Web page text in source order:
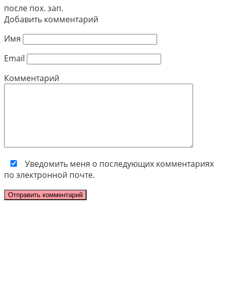
после пох. зап.
Добавить комментарий
Имя
Email
Комментарий
Уведомить меня о последующих комментариях
по электронной почте.